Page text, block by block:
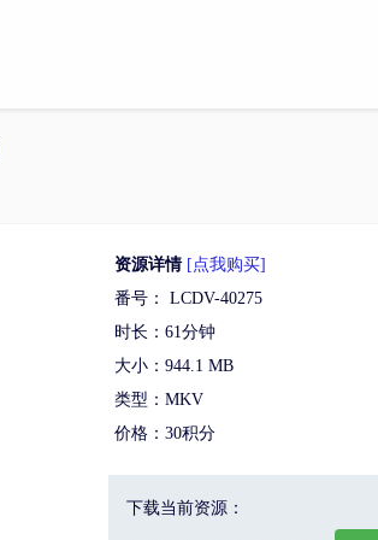
资源详情 [点我购买]
番号： LCDV-40275
时长：61分钟
大小：944.1 MB
类型：MKV
价格：30积分
下载当前资源：